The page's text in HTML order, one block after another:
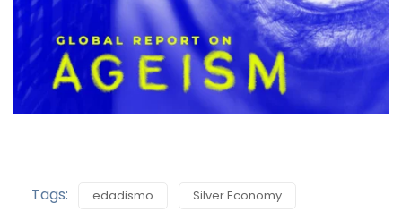
Tags: edadismo Silver Economy